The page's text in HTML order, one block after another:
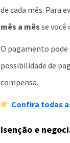
de cada mês. Para
mês a mês se
O pagamento
possibilidade de
compensa.
Confira todas
Isenção e